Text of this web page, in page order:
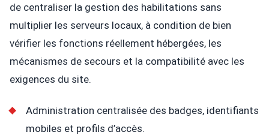
de centraliser la gestion des habilitations sans
multiplier les serveurs locaux, à condition de bien
vérifier les fonctions réellement hébergées, les
mécanismes de secours et la compatibilité avec les
exigences du site.
Administration centralisée des badges, identifiants
mobiles et profils d’accès.